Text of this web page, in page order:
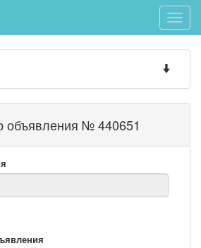
Toggle
Toggle
объявления № 440651